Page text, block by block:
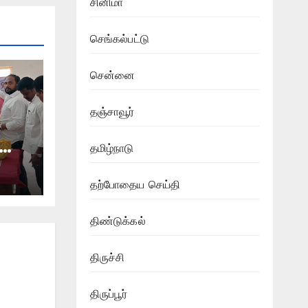
செங்கல்பட்டு
சென்னை
தஞ்சாவூர்
தமிழ்நாடு
தற்போதைய செய்தி
திண்டுக்கல்
திருச்சி
திருப்பூர்